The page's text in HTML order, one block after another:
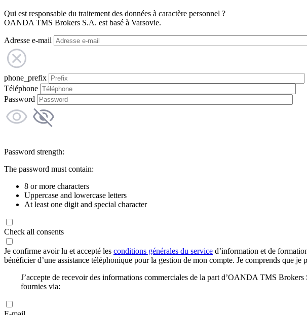
Qui est responsable du traitement des données à caractère personnel ?
OANDA TMS Brokers S.A. est basé à Varsovie.
Adresse e-mail
phone_prefix
Téléphone
Password
Password strength:
The password must contain:
8 or more characters
Uppercase and lowercase letters
At least one digit and special character
Check all consents
Je confirme avoir lu et accepté les conditions générales du service d’information et de
bénéficier d’une assistance téléphonique pour la gestion de mon compte. Je comprends que je
J’accepte de recevoir des informations commerciales de la part d’OANDA TMS
fournies via: